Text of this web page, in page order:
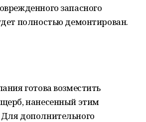
запасного
полностью демонтирован.
готова возместить
нанесенный этим
дополнительного